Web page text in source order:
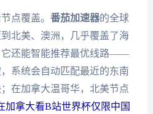
点覆盖。 番茄加速器的全球
北美、澳洲，几乎覆盖了海
它还能智能推荐最优线路——
系统会自动匹配最近的东南
在加拿大温哥华，北美节点
加拿大看B站世界杯仅限中国